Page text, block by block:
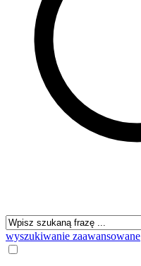
wyszukiwanie zaawansowane